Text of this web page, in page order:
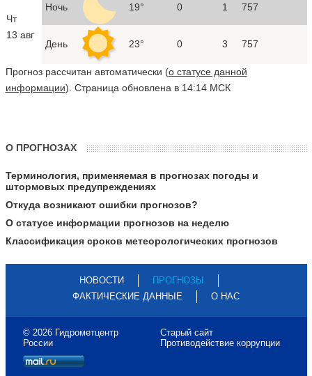
Чт
13 авг
Ночь 19° 0 1 757
День 23° 0 3 757
Прогноз рассчитан автоматически (о статусе данной
информации). Страница обновлена в 14:14 МСК
О ПРОГНОЗАХ
Терминология, применяемая в прогнозах погоды и
штормовых предупреждениях
Откуда возникают ошибки прогнозов?
О статусе информации прогнозов на неделю
Классификация сроков метеорологических прогнозов
НОВОСТИ
ПРОГНОЗЫ
ФАКТИЧЕСКИЕ ДАННЫЕ
О НАС
© 2026 Гидрометцентр
России
Старый сайт
Противодействие коррупции